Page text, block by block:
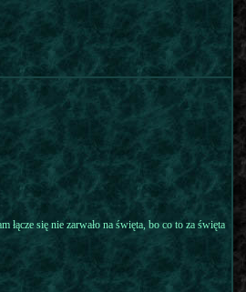
się nie zarwało na święta, bo co to za święta